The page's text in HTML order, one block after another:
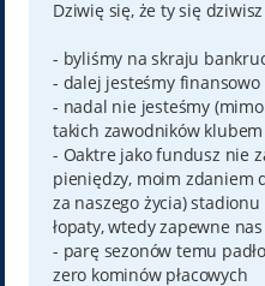
Dziwię się, że ty się dziwisz
- byliśmy na skraju
- dalej jesteśmy
- nadal nie jesteśmy
takich zawodników
- Oaktre jako fundusz nie
pieniędzy, moim zdaniem
za naszego życia)
łopaty, wtedy zapewne
- parę sezonów temu
zero kominów płacowych